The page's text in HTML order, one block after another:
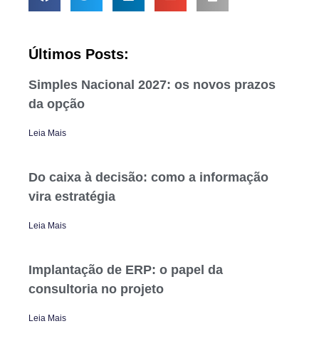
Últimos Posts:
Simples Nacional 2027: os novos prazos
da opção
Leia Mais
Do caixa à decisão: como a informação
vira estratégia
Leia Mais
Implantação de ERP: o papel da
consultoria no projeto
Leia Mais